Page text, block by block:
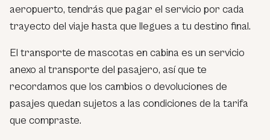
aeropuerto, tendrás que pagar el servicio por cada
trayecto del viaje hasta que llegues a tu destino final.
El transporte de mascotas en cabina es un servicio
anexo al transporte del pasajero, así que te
recordamos que los cambios o devoluciones de
pasajes quedan sujetos a las condiciones de la tarifa
que compraste.